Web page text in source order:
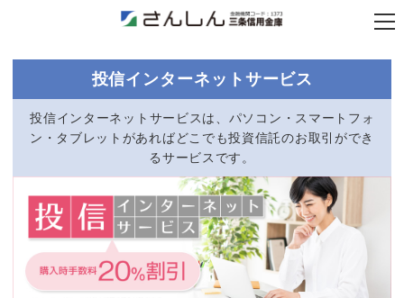
ス
マ
投信インターネットサービス
投信インターネットサービスは、パソコン・スマートフォ
ン・タブレットがあればどこでも投資信託のお取引ができ
るサービスです。